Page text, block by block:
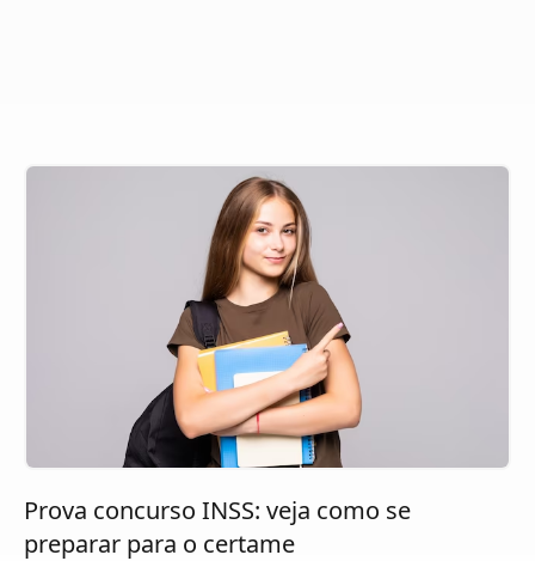
Prova concurso INSS: veja como se
preparar para o certame